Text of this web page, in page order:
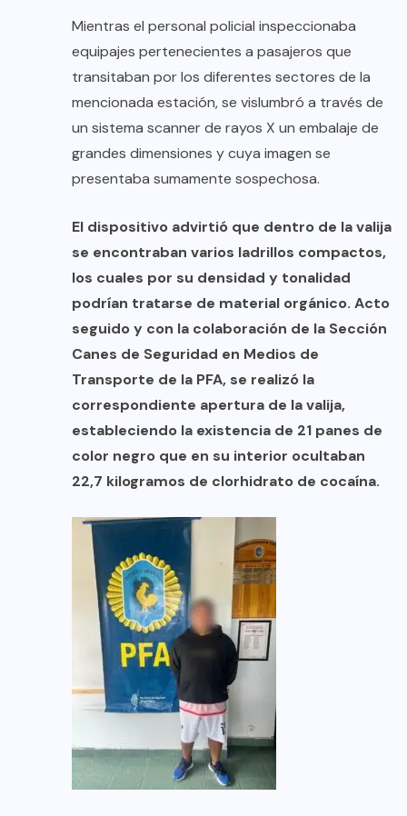
Mientras el personal policial inspeccionaba
equipajes pertenecientes a pasajeros que
transitaban por los diferentes sectores de la
mencionada estación, se vislumbró a través de
un sistema scanner de rayos X un embalaje de
grandes dimensiones y cuya imagen se
presentaba sumamente sospechosa.
El dispositivo advirtió que dentro de la valija
se encontraban varios ladrillos compactos,
los cuales por su densidad y tonalidad
podrían tratarse de material orgánico. Acto
seguido y con la colaboración de la Sección
Canes de Seguridad en Medios de
Transporte de la PFA, se realizó la
correspondiente apertura de la valija,
estableciendo la existencia de 21 panes de
color negro que en su interior ocultaban
22,7 kilogramos de clorhidrato de cocaína.